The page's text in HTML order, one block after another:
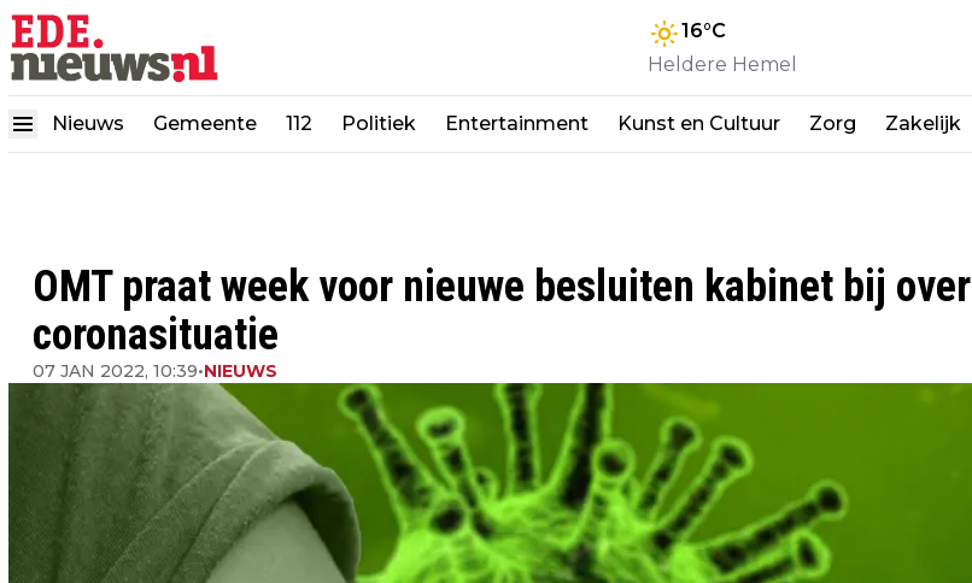
16°C
Heldere Hemel
Nieuws Gemeente 112 Politiek Entertainment Kunst en Cultuur Zorg Zakelijk
OMT praat week voor nieuwe besluiten kabinet bij over
coronasituatie
07 JAN 2022, 10:39•NIEUWS